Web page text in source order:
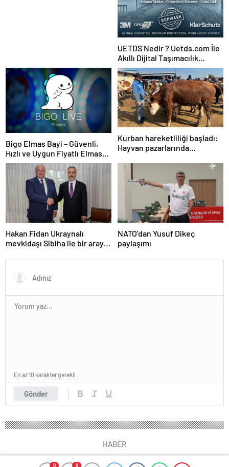
0 0
UETDS Nedir ? Uetds.com İle
Akıllı Dijital Taşımacılık
Yazılımı
Bigo Elmas Bayi – Güvenli,
Hızlı ve Uygun Fiyatlı Elmas
Satın Almanın Yeni Adresi
Kurban hareketliliği başladı:
Hayvan pazarlarında
Hakan Fidan Ukraynalı
mevkidaşı Sibiha ile bir araya
NATO’dan Yusuf Dikeç
paylaşımı
Gönder
En az 10 karakter gerekli
HABER